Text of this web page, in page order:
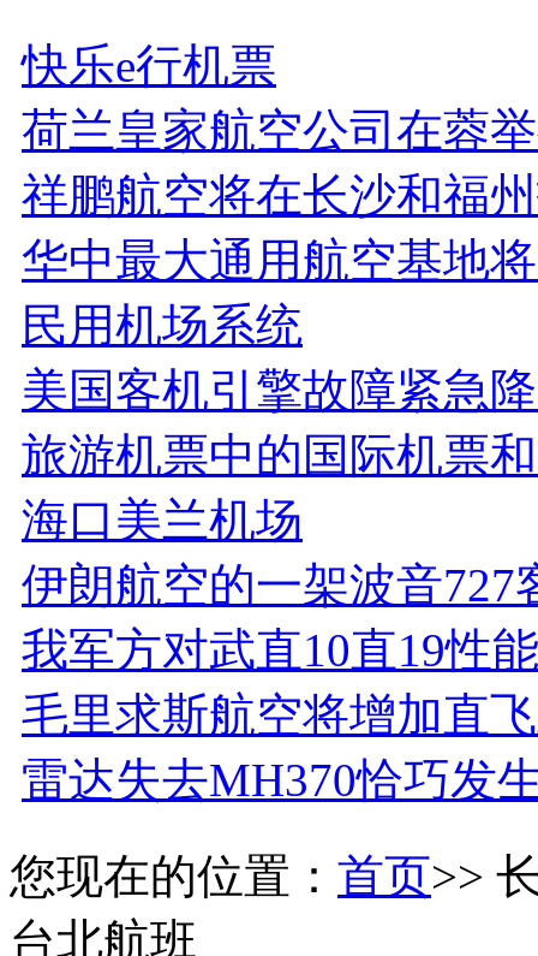
快乐e行机票
荷兰皇家航空公司在蓉
祥鹏航空将在长沙和福
华中最大通用航空基地
民用机场系统
美国客机引擎故障紧急
旅游机票中的国际机票
海口美兰机场
伊朗航空的一架波音727
我军方对武直10直19性
毛里求斯航空将增加直
雷达失去MH370恰巧发
您现在的位置： 首页>>
台北航班